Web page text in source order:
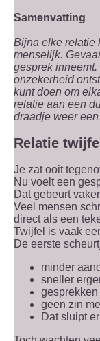
Samenvatting
Bijna elke relatie
menselijk.
gesprek
onzekerheid
kunt doen om
relatie aan een
draadje weer
Relatie
Je zat ooit
Nu voelt een
Dat gebeurt
Veel mensen
direct als een
Twijfel is vaak
De eerste
minder
sneller
geen zin
Dat sluipt